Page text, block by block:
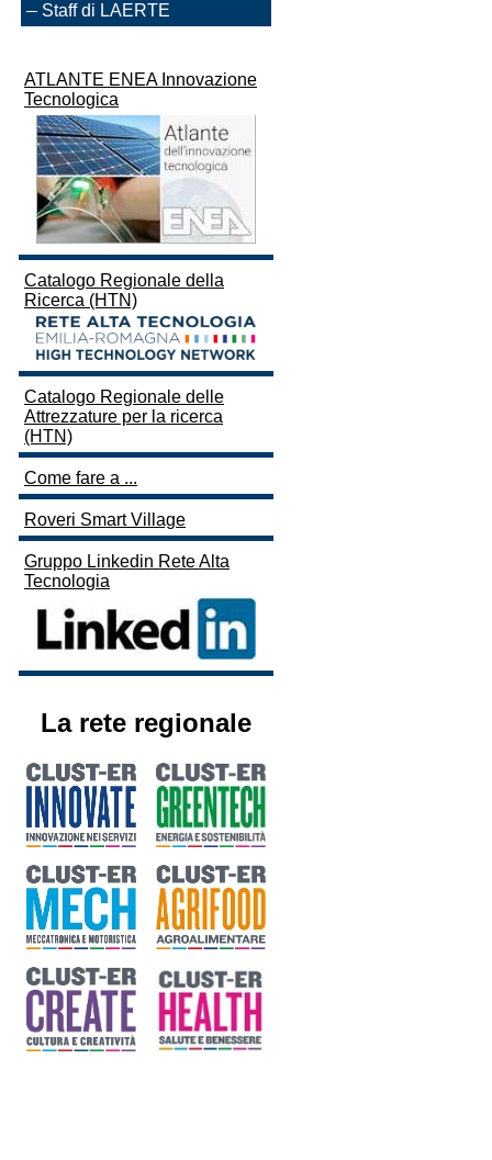
Staff di LAERTE
ATLANTE ENEA Innovazione
Tecnologica
Catalogo Regionale della
Ricerca (HTN)
Catalogo Regionale delle
Attrezzature per la ricerca
(HTN)
Come fare a ...
Roveri Smart Village
Gruppo Linkedin Rete Alta
Tecnologia
La rete regionale